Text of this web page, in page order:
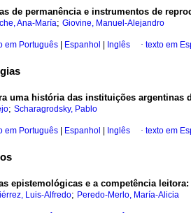
de permanência e instrumentos de
Ana-María; Giovine, Manuel-Alejandro
em Português Espanhol Inglês · texto em
uma história das instituições argentinas
; Scharagrodsky, Pablo
em Português Espanhol Inglês · texto em
epistemológicas e a competência
Luis-Alfredo; Peredo-Merlo, María-Alicia